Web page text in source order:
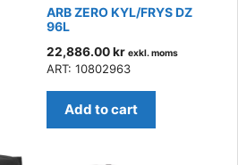
ARB ZERO KYL/FRYS DZ
96L
22,886.00kr exkl. moms
ART: 10802963
Add to cart